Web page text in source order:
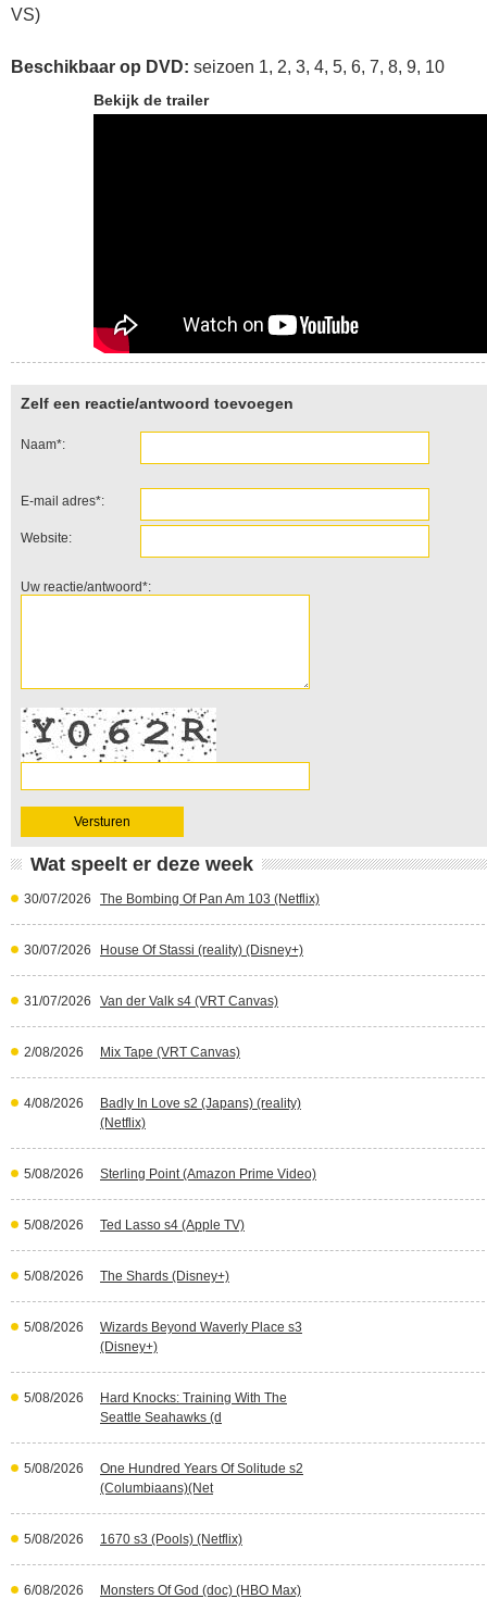
VS)
Beschikbaar op DVD: seizoen 1, 2, 3, 4, 5, 6, 7, 8, 9, 10
Bekijk de trailer
Zelf een reactie/antwoord toevoegen
Naam*:
E-mail adres*:
Website:
Uw reactie/antwoord*:
Wat speelt er deze week
30/07/2026 The Bombing Of Pan Am 103 (Netflix)
30/07/2026 House Of Stassi (reality) (Disney+)
31/07/2026 Van der Valk s4 (VRT Canvas)
2/08/2026 Mix Tape (VRT Canvas)
4/08/2026
Badly In Love s2 (Japans) (reality)
(Netflix)
5/08/2026 Sterling Point (Amazon Prime Video)
5/08/2026 Ted Lasso s4 (Apple TV)
5/08/2026 The Shards (Disney+)
5/08/2026
Wizards Beyond Waverly Place s3
(Disney+)
5/08/2026
Hard Knocks: Training With The
Seattle Seahawks (d
5/08/2026
One Hundred Years Of Solitude s2
(Columbiaans)(Net
5/08/2026 1670 s3 (Pools) (Netflix)
6/08/2026 Monsters Of God (doc) (HBO Max)